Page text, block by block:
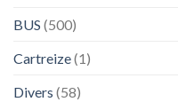
BUS (500)
Cartreize(1)
Divers (58)